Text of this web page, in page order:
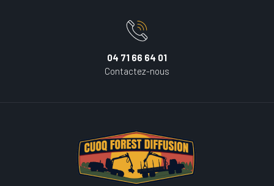
04 71 66 64 01
Contactez-nous